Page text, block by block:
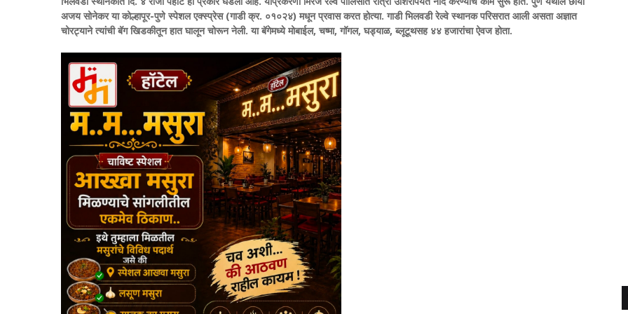
अजय सोनेकर या कोल्हापूर-पुणे स्पेशल एक्स्प्रेस (गाडी क्र. ०१०२४) मधून प्रवास करत होत्या. गाडी भिलवडी रेल्वे स्थानक परिसरात आली असता अज्ञात
चोरट्याने त्यांची बॅग खिडकीतून हात घालून चोरून नेली. या बॅगेमध्ये मोबाईल, चष्मा, गॉगल, घड्याळ, ब्लूटूथसह ४४ हजारांचा ऐवज होता.